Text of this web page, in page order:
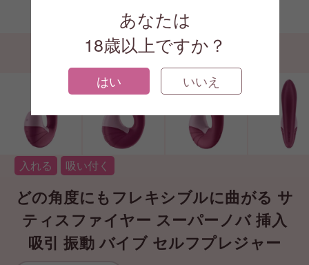
あなたは
18歳以上ですか？
はい いいえ
入れる 吸い付く
どの角度にもフレキシブルに曲がる サ
ティスファイヤー スーパーノバ 挿入
吸引 振動 バイブ セルフプレジャー